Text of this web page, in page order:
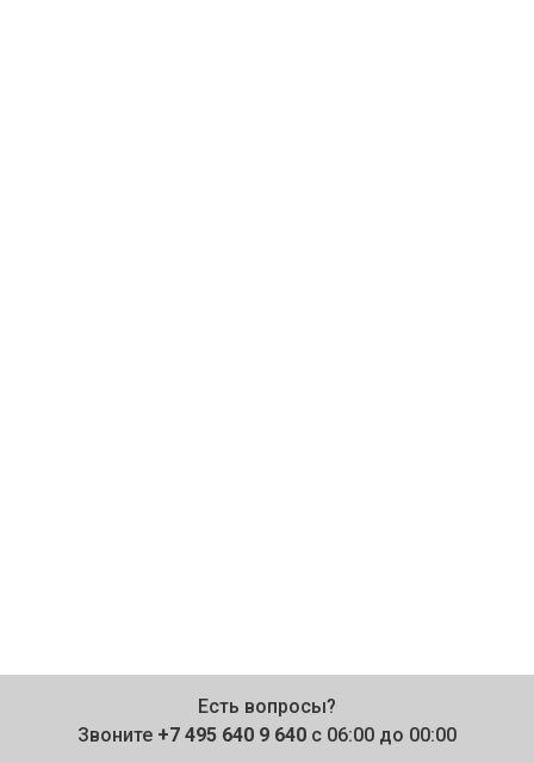
Есть вопросы?
Звоните +7 495 640 9 640 с 06:00 до 00:00